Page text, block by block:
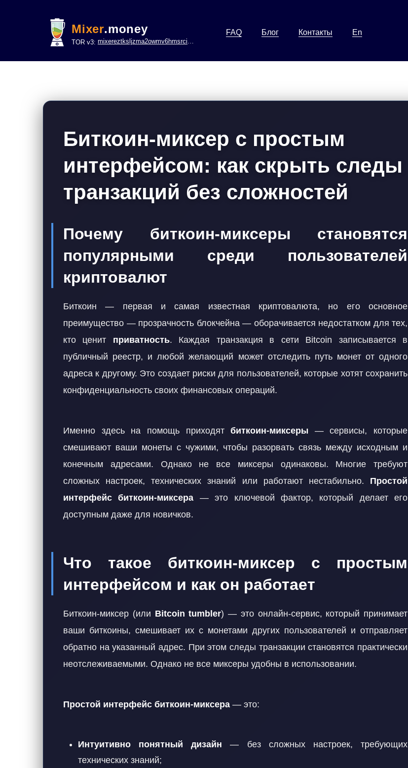
Mixer.money
TOR v3: mixereztksljzma2owmv6hmsrci322lsje6m3svicoddk3xbgvhd2fid.onion
FAQ Блог Контакты En
Биткоин-миксер с простым
интерфейсом: как скрыть следы
транзакций без сложностей
Почему биткоин-миксеры становятся
популярными среди пользователей
криптовалют
Биткоин — первая и самая известная криптовалюта, но его основное
преимущество — прозрачность блокчейна — оборачивается недостатком для тех,
кто ценит приватность. Каждая транзакция в сети Bitcoin записывается в
публичный реестр, и любой желающий может отследить путь монет от одного
адреса к другому. Это создает риски для пользователей, которые хотят сохранить
конфиденциальность своих финансовых операций.
Именно здесь на помощь приходятбиткоин-миксеры — сервисы, которые
смешивают ваши монеты с чужими, чтобы разорвать связь между исходным и
конечным адресами. Однако не все миксеры одинаковы. Многие требуют
сложных настроек, технических знаний или работают нестабильно. Простой
интерфейс биткоин-миксера — это ключевой фактор, который делает его
доступным даже для новичков.
Что такое биткоин-миксер с простым
интерфейсом и как он работает
Биткоин-миксер (или Bitcoin tumbler) — это онлайн-сервис, который принимает
ваши биткоины, смешивает их с монетами других пользователей и отправляет
обратно на указанный адрес. При этом следы транзакции становятся практически
неотслеживаемыми. Однако не все миксеры удобны в использовании.
Простой интерфейс биткоин-миксера — это:
Интуитивно понятный дизайн — без сложных настроек, требующих
технических знаний;